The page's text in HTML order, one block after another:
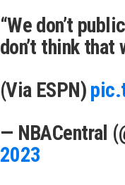
“We don’t
don’t think that
(Via ESPN)
— NBACentral
2023